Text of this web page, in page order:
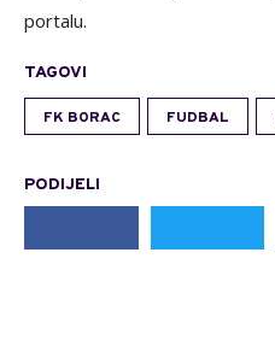
portalu.
TAGOVI
FK BORAC FUDBAL
PODIJELI